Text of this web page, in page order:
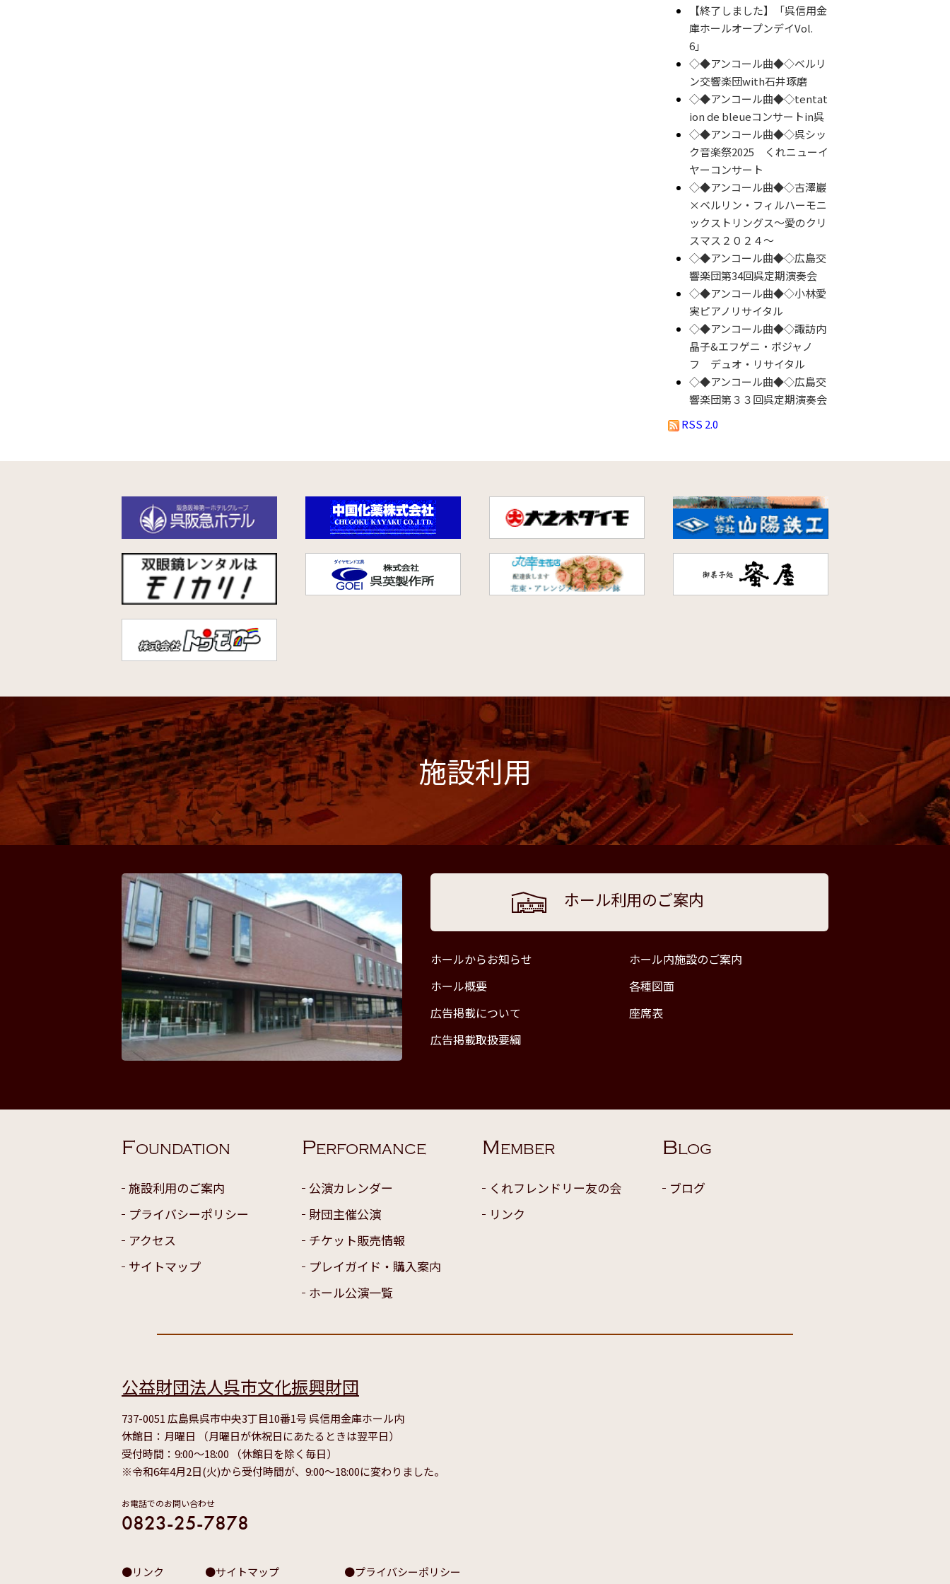
【終了しました】「呉信用金
庫ホールオープンデイVol.
6」
◇◆アンコール曲◆◇ベルリ
ン交響楽団with石井琢磨
◇◆アンコール曲◆◇tentat
ion de bleueコンサートin呉
◇◆アンコール曲◆◇呉シッ
ク音楽祭2025 くれニューイ
ヤーコンサート
◇◆アンコール曲◆◇古澤巖
×ベルリン・フィルハーモニ
ックストリングス～愛のクリ
スマス２０２４～
◇◆アンコール曲◆◇広島交
響楽団第34回呉定期演奏会
◇◆アンコール曲◆◇小林愛
実ピアノリサイタル
◇◆アンコール曲◆◇諏訪内
晶子&エフゲニ・ボジャノ
フ デュオ・リサイタル
◇◆アンコール曲◆◇広島交
響楽団第３３回呉定期演奏会
RSS 2.0
施設利用
ホール利用のご案内
ホールからお知らせ
ホール内施設のご案内
ホール概要
各種図面
広告掲載について
座席表
広告掲載取扱要綱
FOUNDATION
施設利用のご案内
プライバシーポリシー
アクセス
サイトマップ
PERFORMANCE
公演カレンダー
財団主催公演
チケット販売情報
プレイガイド・購入案内
ホール公演一覧
MEMBER
くれフレンドリー友の会
リンク
BLOG
ブログ
公益財団法人呉市文化振興財団
737-0051 広島県呉市中央3丁目10番1号 呉信用金庫ホール内
休館日：月曜日 （月曜日が休祝日にあたるときは翌平日）
受付時間：9:00～18:00 （休館日を除く毎日）
※令和6年4月2日(火)から受付時間が、9:00～18:00に変わりました。
お電話でのお問い合わせ
0823-25-7878
リンク サイトマップ プライバシーポリシー